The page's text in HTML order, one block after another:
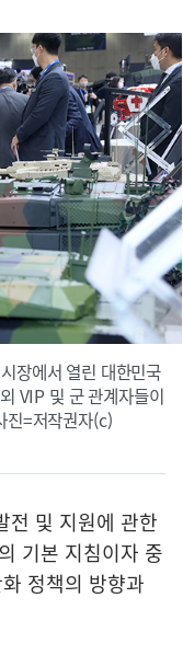
장에서 열린 대한민국
VIP 및 군 관계자들이
진=저작권자(c)
전 및 지원에 관한
기본 지침이자 중
정책의 방향과